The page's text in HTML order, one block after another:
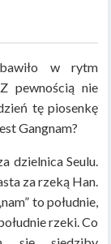
w rytm
pewnością nie
tę piosenkę
Gangnam?
dzielnica Seulu.
za rzeką Han.
to południe,
rzeki. Co